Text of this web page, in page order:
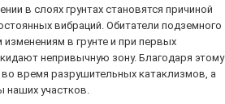
в слоях грунтах становятся причиной
вибраций. Обитатели подземного
в грунте и при первых
непривычную зону. Благодаря этому
во время разрушительных катаклизмов, а
наших участков.